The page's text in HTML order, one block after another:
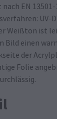
EN 13501-
UV-
Weißton ist
Bild einen
der
Folie